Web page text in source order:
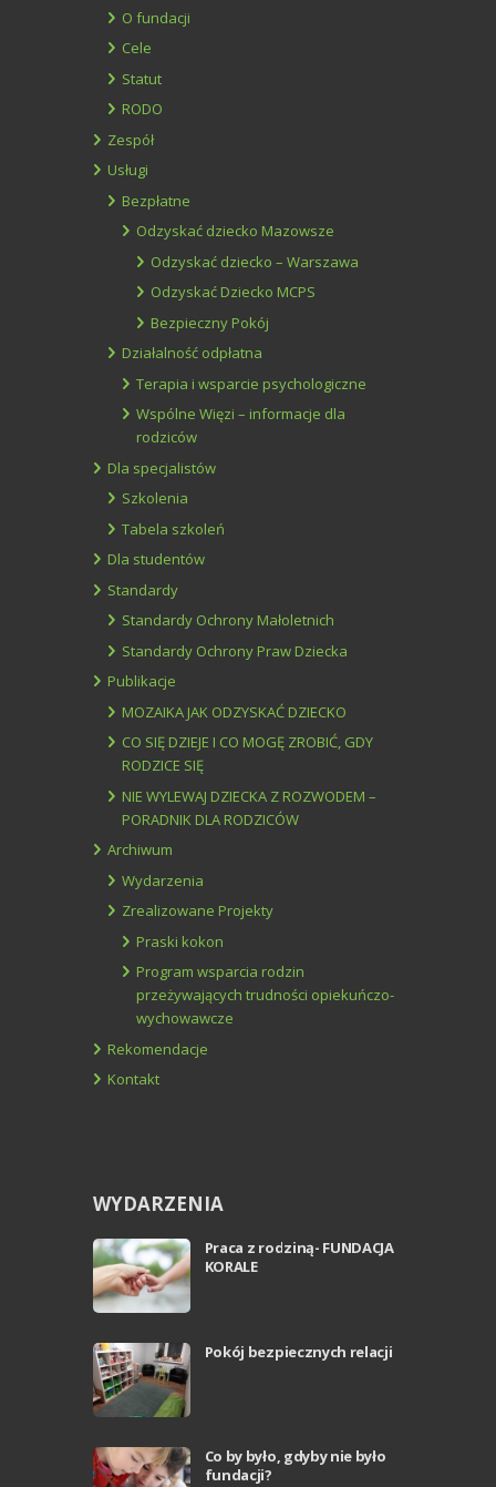
O fundacji
Cele
Statut
RODO
Zespół
Usługi
Bezpłatne
Odzyskać dziecko Mazowsze
Odzyskać dziecko – Warszawa
Odzyskać Dziecko MCPS
Bezpieczny Pokój
Działalność odpłatna
Terapia i wsparcie psychologiczne
Wspólne Więzi – informacje dla
rodziców
Dla specjalistów
Szkolenia
Tabela szkoleń
Dla studentów
Standardy
Standardy Ochrony Małoletnich
Standardy Ochrony Praw Dziecka
Publikacje
MOZAIKA JAK ODZYSKAĆ DZIECKO
CO SIĘ DZIEJE I CO MOGĘ ZROBIĆ, GDY
RODZICE SIĘ
NIE WYLEWAJ DZIECKA Z ROZWODEM –
PORADNIK DLA RODZICÓW
Archiwum
Wydarzenia
Zrealizowane Projekty
Praski kokon
Program wsparcia rodzin
przeżywających trudności opiekuńczo-
wychowawcze
Rekomendacje
Kontakt
WYDARZENIA
Praca z rodziną- FUNDACJA
KORALE
Pokój bezpiecznych relacji
Co by było, gdyby nie było
fundacji?